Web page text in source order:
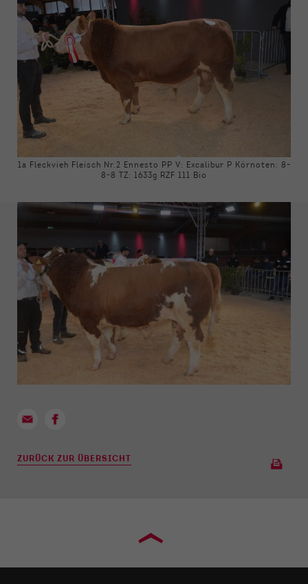
1a Fleckvieh Fleisch Nr.2 Ennesto PP V: Excalibur P Körnoten: 8-
8-8 TZ: 1633g RZF 111 Bio
ZURÜCK ZUR ÜBERSICHT
›